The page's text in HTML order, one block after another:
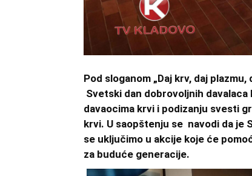
Pod sloganom „Daj krv, daj
Svetski dan dobrovoljnih
davaocima krvi i podizanju svesti
krvi. U saopštenju se navodi da je
se uključimo u akcije koje će
za buduće generacije.